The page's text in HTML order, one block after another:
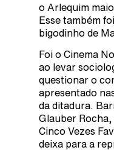
o Arlequim
Esse também
bigodinho de
Foi o Cinema
ao levar
questionar o
apresentado
da ditadura.
Glauber Rocha,
Cinco Vezes
deixa para a